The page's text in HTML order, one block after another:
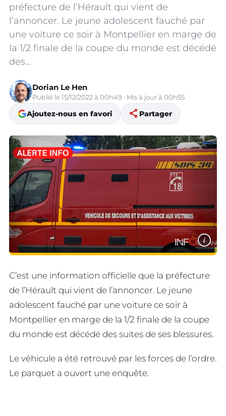
préfecture de l’Hérault qui vient de
l’annoncer. Le jeune adolescent fauché par
une voiture ce soir à Montpellier en marge de
la 1/2 finale de la coupe du monde est décédé
des…
Dorian Le Hen
Publié le 15/12/2022 à 00h49 · Mis à jour à 00h55
Ajoutez-nous en favori share Partager
i
C’est une information officielle que la préfecture
de l’Hérault qui vient de l’annoncer. Le jeune
adolescent fauché par une voiture ce soir à
Montpellier en marge de la 1/2 finale de la coupe
du monde est décédé des suites de ses blessures.
Le véhicule a été retrouvé par les forces de l’ordre.
Le parquet a ouvert une enquête.